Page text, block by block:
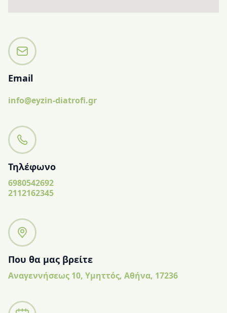
Email
info@eyzin-diatrofi.gr
Τηλέφωνο
6980542692
2112162345
Που θα μας βρείτε
Αναγεννήσεως 10, Υμηττός, Αθήνα, 17236